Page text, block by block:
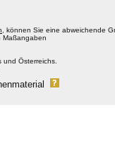
, können Sie eine abweichende
Maßangaben
Österreichs.